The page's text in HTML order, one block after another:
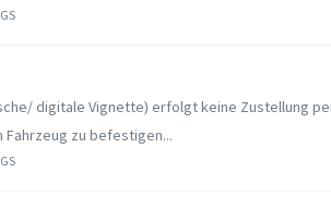
digitale Vignette) erfolgt keine Zustellung
zu befestigen...